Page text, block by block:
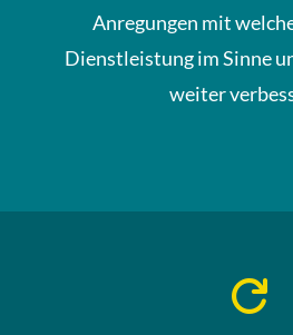
Anregungen mit
Dienstleistung im Sinne
weiter
